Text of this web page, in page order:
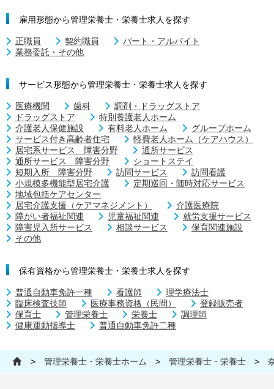
雇用形態から管理栄養士・栄養士求人を探す
正職員 契約職員
パート・アルバイト
業務委託・その他
サービス形態から管理栄養士・栄養士求人を探す
医療機関 歯科
調剤・ドラッグストア
ドラッグストア
特別養護老人ホーム
介護老人保健施設
有料老人ホーム
グループホーム
サービス付き高齢者住宅
軽費老人ホーム（ケアハウス）
居宅系サービス 障害分野
通所サービス
通所サービス 障害分野
ショートステイ
短期入所 障害分野
訪問サービス
訪問看護
小規模多機能型居宅介護
定期巡回・随時対応サービス
地域包括ケアセンター
居宅介護支援（ケアマネジメント）
介護医療院
障がい者福祉関連
児童福祉関連
就労支援サービス
障害児入所サービス
相談サービス
保育関連施設
その他
保有資格から管理栄養士・栄養士求人を探す
普通自動車免許一種 看護師
理学療法士
臨床検査技師
医療事務資格（民間）
登録販売者
保育士
管理栄養士 栄養士
調理師
健康運動指導士
普通自動車免許二種
> 管理栄養士・栄養士ホーム > 管理栄養士・栄養士 >